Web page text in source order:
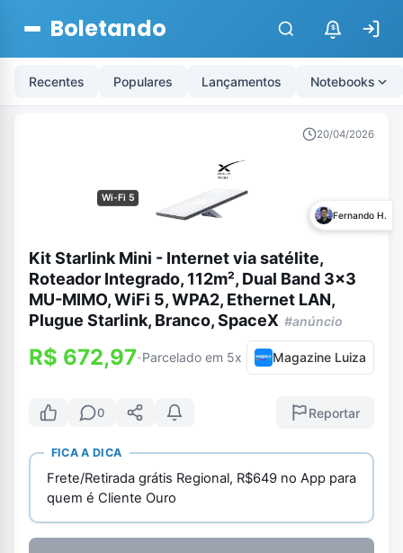
Boletando $
Recentes Populares Lançamentos Notebooks
20/04/2026
Wi-Fi 5
Fernando H.
Kit Starlink Mini - Internet via satélite,
Roteador Integrado, 112m², Dual Band 3x3
MU-MIMO, WiFi 5, WPA2, Ethernet LAN,
Plugue Starlink, Branco, SpaceX #anúncio
R$ 672,97-Parcelado em 5x Magazine Luiza
0 Reportar
FICA A DICA
Frete/Retirada grátis Regional, R$649 no App para
quem é Cliente Ouro